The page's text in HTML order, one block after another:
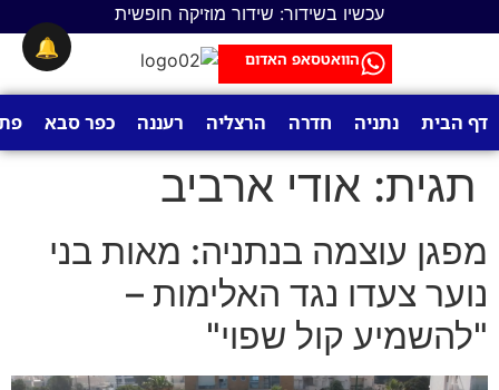
עכשיו בשידור: שידור מוזיקה חופשית
הוואטסאפ האדום
דף הבית נתניה חדרה הרצליה רעננה כפר סבא
תגית: אודי ארביב
מפגן עוצמה בנתניה: מאות בני
נוער צעדו נגד האלימות –
"להשמיע קול שפוי"
🔔